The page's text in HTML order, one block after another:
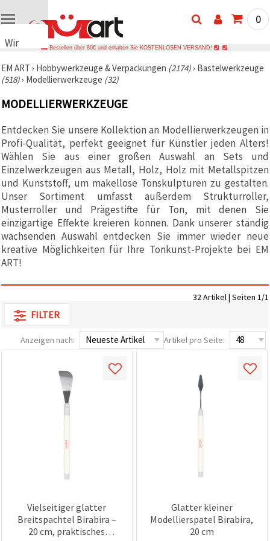
Wir
Cookies
🍪 Wir
Cookies
ähnliche
Technologien,
um das
ordnungsgemäße
Funktionieren
der Website
sicherzustellen,
Ihr
Nutzungserlebnis
zu
verbessern
und, mit
Ihrer
Einwilligung,
den
Datenverkehr
analysieren
relevantere
Inhalte und
anzuzeigen,
individuell
festlegen.
Einwilligung
0
Bestellen über 80€ und erhalten Sie KOSTENLOSEN VERSAND!
EM ART › Hobbywerkzeuge & Verpackungen (2174)› Bastelwerkzeuge
(518)› Modellierwerkzeuge (32)
MODELLIERWERKZEUGE
Entdecken Sie unsere Kollektion an Modellierwerkzeugen in
Profi-Qualität, perfekt geeignet für Künstler jeden Alters!
Wählen Sie aus einer großen Auswahl an Sets und
Einzelwerkzeugen aus Metall, Holz, Holz mit Metallspitzen
und Kunststoff, um makellose Tonskulpturen zu gestalten.
Unser Sortiment umfasst außerdem Strukturroller,
Musterroller und Prägestifte für Ton, mit denen Sie
einzigartige Effekte kreieren können. Dank unserer ständig
wachsenden Auswahl entdecken Sie immer wieder neue
kreative Möglichkeiten für Ihre Tonkunst-Projekte bei EM
ART!
32 Artikel | Seiten 1/1
FILTER
Anzeigen nach: Artikel pro Seite:
Vielseitiger glatter
Breitspachtel Birabira –
20 cm, praktisches
Glatter kleiner
Modellierspatel Birabira,
20 cm